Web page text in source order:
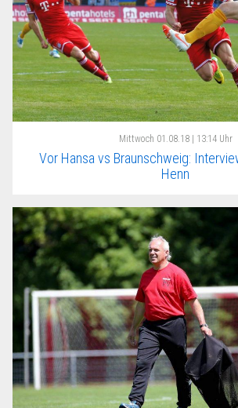
Mittwoch 01.08.18 | 13:14 Uhr
Vor Hansa vs Braunschweig:
Henn